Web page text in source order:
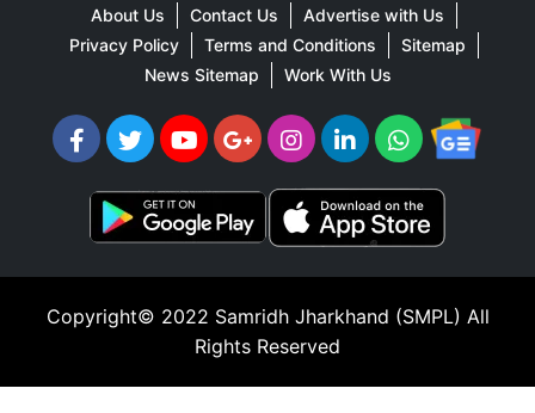
About Us Contact Us
Advertise with Us
Privacy Policy
Terms and Conditions
Sitemap
News Sitemap
Work With Us
Copyright© 2022 Samridh Jharkhand (SMPL) All
Rights Reserved